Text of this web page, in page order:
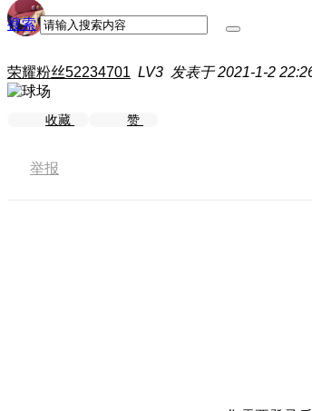
搜索
荣耀粉丝52234701 LV3 发表于 2021-1-2
收藏 赞
举报